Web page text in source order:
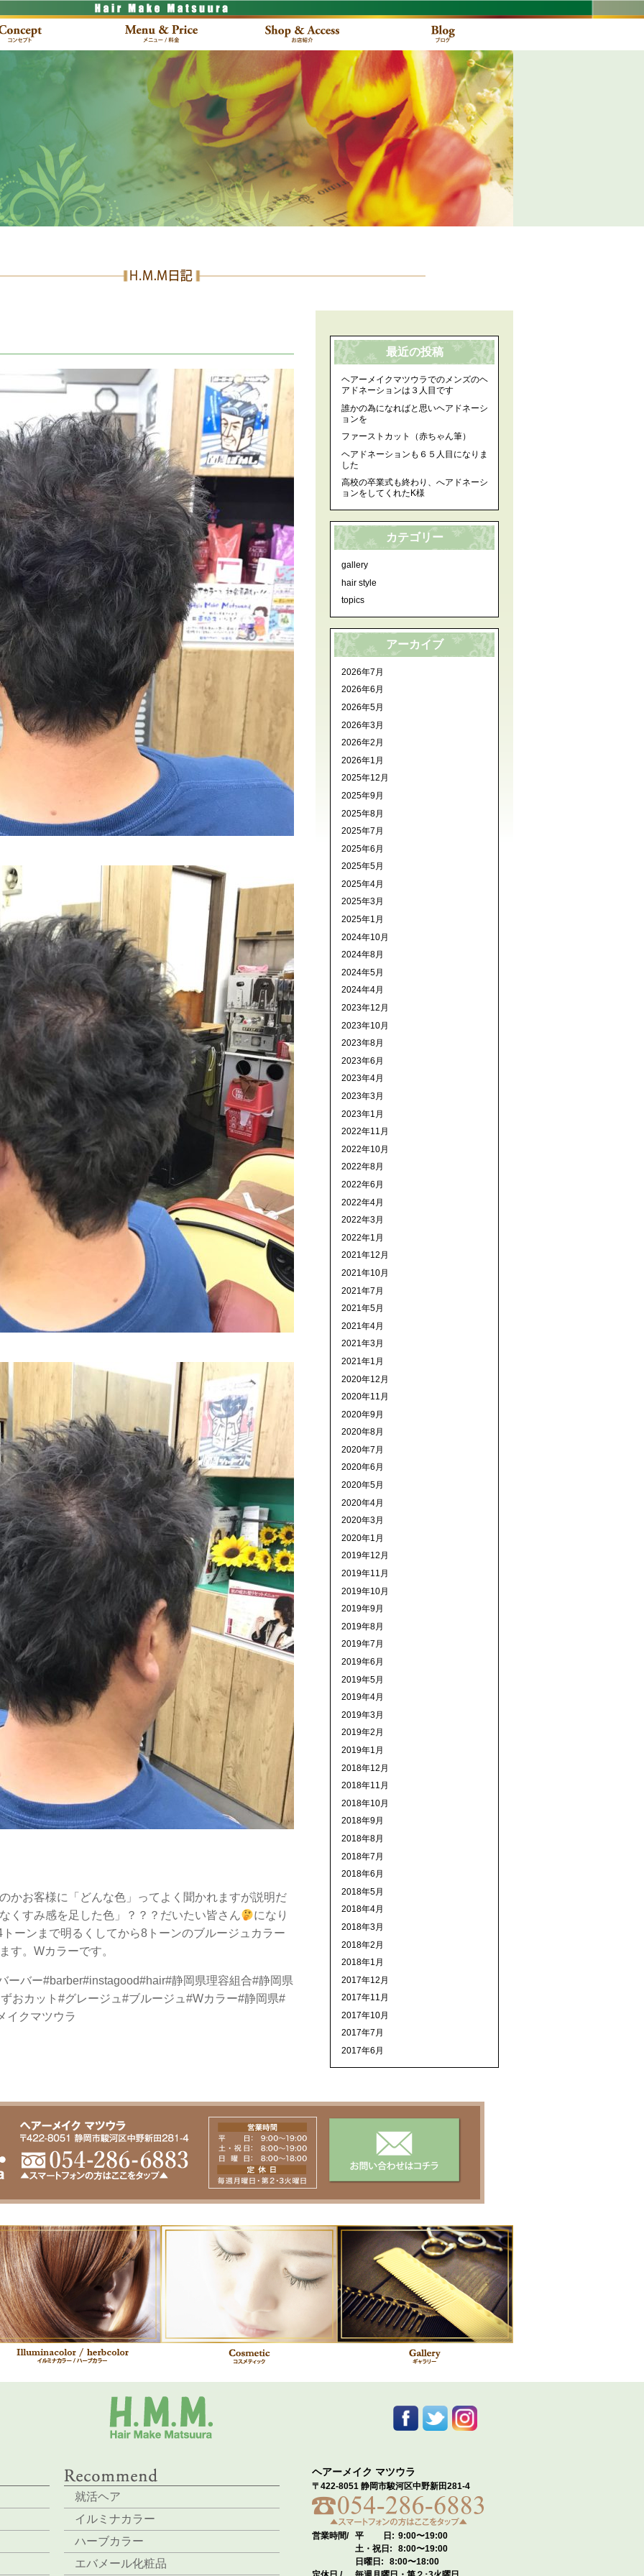
かお客様に「どんな色」ってよく聞かれますが説明だ
くすみ感を足した色」？？？だいたい皆さん
になり
ーンまで明るくしてから8トーンのブルージュカラー
す。Wカラーです。
ーバー#barber#instagood#hair#静岡県理容組合#静岡県
おカット#グレージュ#ブルージュ#Wカラー#静岡県#
イクマツウラ
最近の投稿
ヘアーメイクマツウラでのメンズのヘ
アドネーションは３人目です
誰かの為になればと思いヘアドネーシ
ョンを
ファーストカット（赤ちゃん筆）
ヘアドネーションも６５人目になりま
した
高校の卒業式も終わり、へアドネーシ
ョンをしてくれたK様
カテゴリー
gallery
hair style
topics
アーカイブ
2026年7月
2026年6月
2026年5月
2026年3月
2026年2月
2026年1月
2025年12月
2025年9月
2025年8月
2025年7月
2025年6月
2025年5月
2025年4月
2025年3月
2025年1月
2024年10月
2024年8月
2024年5月
2024年4月
2023年12月
2023年10月
2023年8月
2023年6月
2023年4月
2023年3月
2023年1月
2022年11月
2022年10月
2022年8月
2022年6月
2022年4月
2022年3月
2022年1月
2021年12月
2021年10月
2021年7月
2021年5月
2021年4月
2021年3月
2021年1月
2020年12月
2020年11月
2020年9月
2020年8月
2020年7月
2020年6月
2020年5月
2020年4月
2020年3月
2020年1月
2019年12月
2019年11月
2019年10月
2019年9月
2019年8月
2019年7月
2019年6月
2019年5月
2019年4月
2019年3月
2019年2月
2019年1月
2018年12月
2018年11月
2018年10月
2018年9月
2018年8月
2018年7月
2018年6月
2018年5月
2018年4月
2018年3月
2018年2月
2018年1月
2017年12月
2017年11月
2017年10月
2017年7月
2017年6月
就活ヘア
イルミナカラー
ハーブカラー
エバメール化粧品
ヘアーメイク マツウラ
〒422-8051 静岡市駿河区中野新田281-4
営業時間/ 平 日: 9:00〜19:00
土・祝日:
8:00〜19:00
日曜日:
8:00〜18:00